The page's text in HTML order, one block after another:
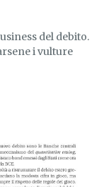
del debito.
i vulture